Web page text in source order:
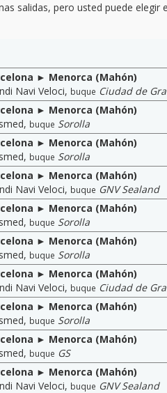
salidas, pero usted puede elegir
► Menorca (Mahón)
Navi Veloci, buque Ciudad de
► Menorca (Mahón)
, buque Sorolla
► Menorca (Mahón)
, buque Sorolla
► Menorca (Mahón)
Navi Veloci, buque GNV Sealand
► Menorca (Mahón)
, buque Sorolla
► Menorca (Mahón)
, buque Sorolla
► Menorca (Mahón)
Navi Veloci, buque Ciudad de
► Menorca (Mahón)
, buque Sorolla
► Menorca (Mahón)
, buque GS
► Menorca (Mahón)
Navi Veloci, buque GNV Sealand